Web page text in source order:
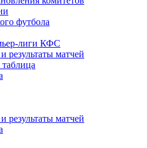
футбола
лиги КФС
результаты матчей
результаты матчей